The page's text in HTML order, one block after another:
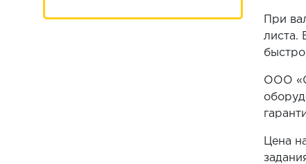
При
листа.
ООО
Цена